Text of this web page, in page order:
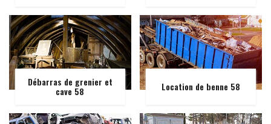
Débarras de grenier et
cave 58 Location de benne 58